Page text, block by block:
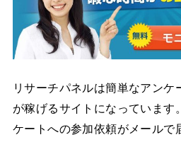
リサーチパネルは簡単なアンケ
が稼げるサイトになっています
ケートへの参加依頼がメールで